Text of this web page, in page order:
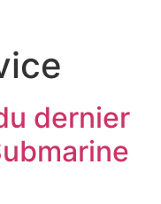
dernier